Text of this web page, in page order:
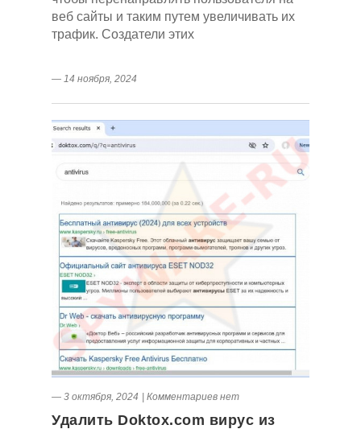
веб сайты и таким путем увеличивать их
трафик. Создатели этих
― 14 ноября, 2024
― 3 октября, 2024 Комментариев нет
Удалить Doktox.com вирус из